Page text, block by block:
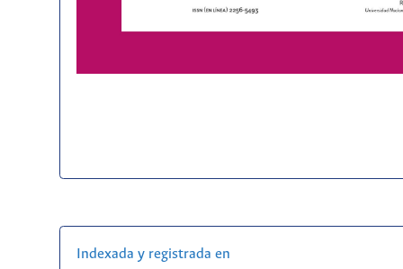
Indexada y registrada en